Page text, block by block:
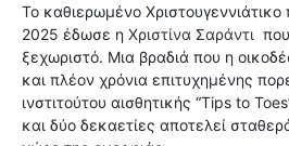
Το καθιερωμένο Χριστουγεννιάτικο
2025 έδωσε η Χριστίνα Σαράντι
ξεχωριστό. Μια βραδιά που η
και πλέον χρόνια επιτυχημένης
ινστιτούτου αισθητικής “Tips to
και δύο δεκαετίες αποτελεί